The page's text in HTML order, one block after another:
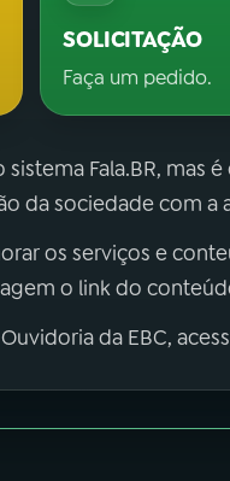
SOLICITAÇÃO
Faça um pedido.
Fala.BR, mas
da sociedade com
os serviços e
o link do
da EBC,